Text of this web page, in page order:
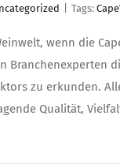
Tags:
wenn die
zu erkunden.
Qualität,